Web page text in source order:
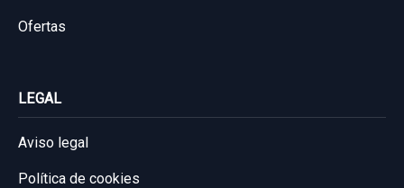
Ofertas
LEGAL
Aviso legal
Política de cookies